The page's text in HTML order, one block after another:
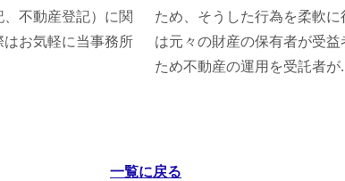
不動産登記）に関
お気軽に当事務所
ため、そうした行為を柔軟に
は元々の財産の保有者が受
ため不動産の運用を受託者が
一覧に戻る